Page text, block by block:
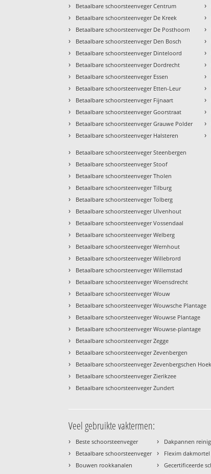
› Betaalbare schoorsteenveger Centrum
› Betaalbare schoorsteenveger De Kreek
› Betaalbare schoorsteenveger De Posthoorn
› Betaalbare schoorsteenveger Den Bosch
› Betaalbare schoorsteenveger Dinteloord
› Betaalbare schoorsteenveger Dordrecht
› Betaalbare schoorsteenveger Essen
› Betaalbare schoorsteenveger Etten-Leur
› Betaalbare schoorsteenveger Fijnaart
› Betaalbare schoorsteenveger Goorstraat
› Betaalbare schoorsteenveger Grauwe Polder
› Betaalbare schoorsteenveger Halsteren
›
›
›
›
›
›
›
›
›
›
›
›
› Betaalbare schoorsteenveger Steenbergen
› Betaalbare schoorsteenveger Stoof
› Betaalbare schoorsteenveger Tholen
› Betaalbare schoorsteenveger Tilburg
› Betaalbare schoorsteenveger Tolberg
› Betaalbare schoorsteenveger Ulvenhout
› Betaalbare schoorsteenveger Vossendaal
› Betaalbare schoorsteenveger Welberg
› Betaalbare schoorsteenveger Wernhout
› Betaalbare schoorsteenveger Willebrord
› Betaalbare schoorsteenveger Willemstad
› Betaalbare schoorsteenveger Woensdrecht
› Betaalbare schoorsteenveger Wouw
› Betaalbare schoorsteenveger Wouwsche Plantage
› Betaalbare schoorsteenveger Wouwse Plantage
› Betaalbare schoorsteenveger Wouwse-plantage
› Betaalbare schoorsteenveger Zegge
› Betaalbare schoorsteenveger Zevenbergen
› Betaalbare schoorsteenveger Zevenbergschen Hoek
› Betaalbare schoorsteenveger Zierikzee
› Betaalbare schoorsteenveger Zundert
Veel gebruikte vaktermen:
› Beste schoorsteenveger
› Betaalbare schoorsteenveger
› Bouwen rookkanalen
› Dakpannen
› Flexim dakmortel
› Gecertificeerde